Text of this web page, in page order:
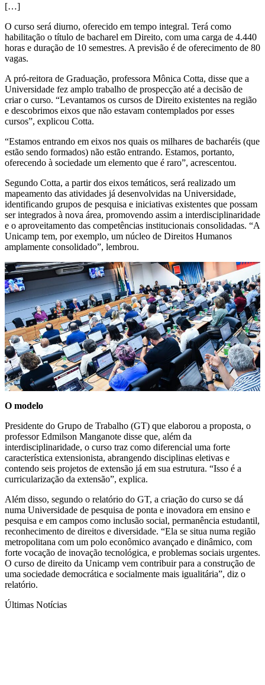
[…]
O curso será diurno, oferecido em tempo integral. Terá como
habilitação o título de bacharel em Direito, com uma carga de 4.440
horas e duração de 10 semestres. A previsão é de oferecimento de 80
vagas.
A pró-reitora de Graduação, professora Mônica Cotta, disse que a
Universidade fez amplo trabalho de prospecção até a decisão de
criar o curso. “Levantamos os cursos de Direito existentes na região
e descobrimos eixos que não estavam contemplados por esses
cursos”, explicou Cotta.
“Estamos entrando em eixos nos quais os milhares de bacharéis (que
estão sendo formados) não estão entrando. Estamos, portanto,
oferecendo à sociedade um elemento que é raro”, acrescentou.
Segundo Cotta, a partir dos eixos temáticos, será realizado um
mapeamento das atividades já desenvolvidas na Universidade,
identificando grupos de pesquisa e iniciativas existentes que possam
ser integrados à nova área, promovendo assim a interdisciplinaridade
e o aproveitamento das competências institucionais consolidadas. “A
Unicamp tem, por exemplo, um núcleo de Direitos Humanos
amplamente consolidado”, lembrou.
O modelo
Presidente do Grupo de Trabalho (GT) que elaborou a proposta, o
professor Edmilson Manganote disse que, além da
interdisciplinaridade, o curso traz como diferencial uma forte
característica extensionista, abrangendo disciplinas eletivas e
contendo seis projetos de extensão já em sua estrutura. “Isso é a
curricularização da extensão”, explica.
Além disso, segundo o relatório do GT, a criação do curso se dá
numa Universidade de pesquisa de ponta e inovadora em ensino e
pesquisa e em campos como inclusão social, permanência estudantil,
reconhecimento de direitos e diversidade. “Ela se situa numa região
metropolitana com um polo econômico avançado e dinâmico, com
forte vocação de inovação tecnológica, e problemas sociais urgentes.
O curso de direito da Unicamp vem contribuir para a construção de
uma sociedade democrática e socialmente mais igualitária”, diz o
relatório.
Últimas Notícias